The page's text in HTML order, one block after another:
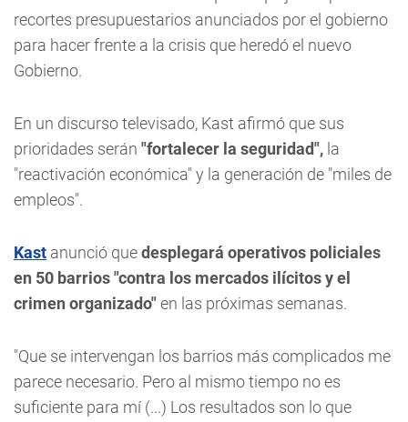
recortes presupuestarios anunciados por el gobierno
para hacer frente a la crisis que heredó el nuevo
Gobierno.
En un discurso televisado, Kast afirmó que sus
prioridades serán "fortalecer la seguridad", la
"reactivación económica" y la generación de "miles de
empleos".
Kast anunció quedesplegará operativos policiales
en 50 barrios "contra los mercados ilícitos y el
crimen organizado"en las próximas semanas.
"Que se intervengan los barrios más complicados me
parece necesario. Pero al mismo tiempo no es
suficiente para mí (...) Los resultados son lo que